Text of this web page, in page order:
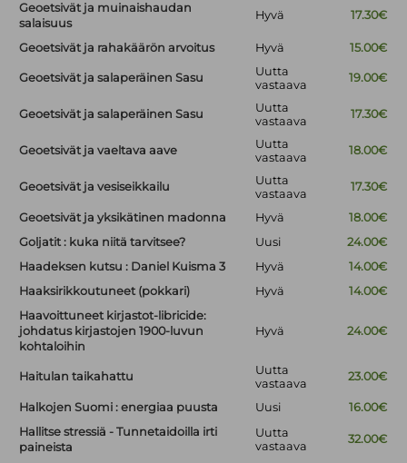
Geoetsivät ja muinaishaudan
salaisuus
Hyvä 17.30€
Geoetsivät ja rahakäärön arvoitus Hyvä 15.00€
Geoetsivät ja salaperäinen Sasu
Uutta
vastaava
19.00€
Geoetsivät ja salaperäinen Sasu
Uutta
vastaava
17.30€
Geoetsivät ja vaeltava aave
Uutta
vastaava
18.00€
Geoetsivät ja vesiseikkailu
Uutta
vastaava
17.30€
Geoetsivät ja yksikätinen madonna Hyvä
18.00€
Goljatit : kuka niitä tarvitsee?
Uusi
24.00€
Haadeksen kutsu : Daniel Kuisma 3
Hyvä
14.00€
Haaksirikkoutuneet (pokkari)
Hyvä
14.00€
Haavoittuneet kirjastot-libricide:
johdatus kirjastojen 1900-luvun
kohtaloihin
Hyvä 24.00€
Haitulan taikahattu
Uutta
vastaava
23.00€
Halkojen Suomi : energiaa puusta Uusi
16.00€
Hallitse stressiä - Tunnetaidoilla irti
paineista
Uutta
vastaava
32.00€